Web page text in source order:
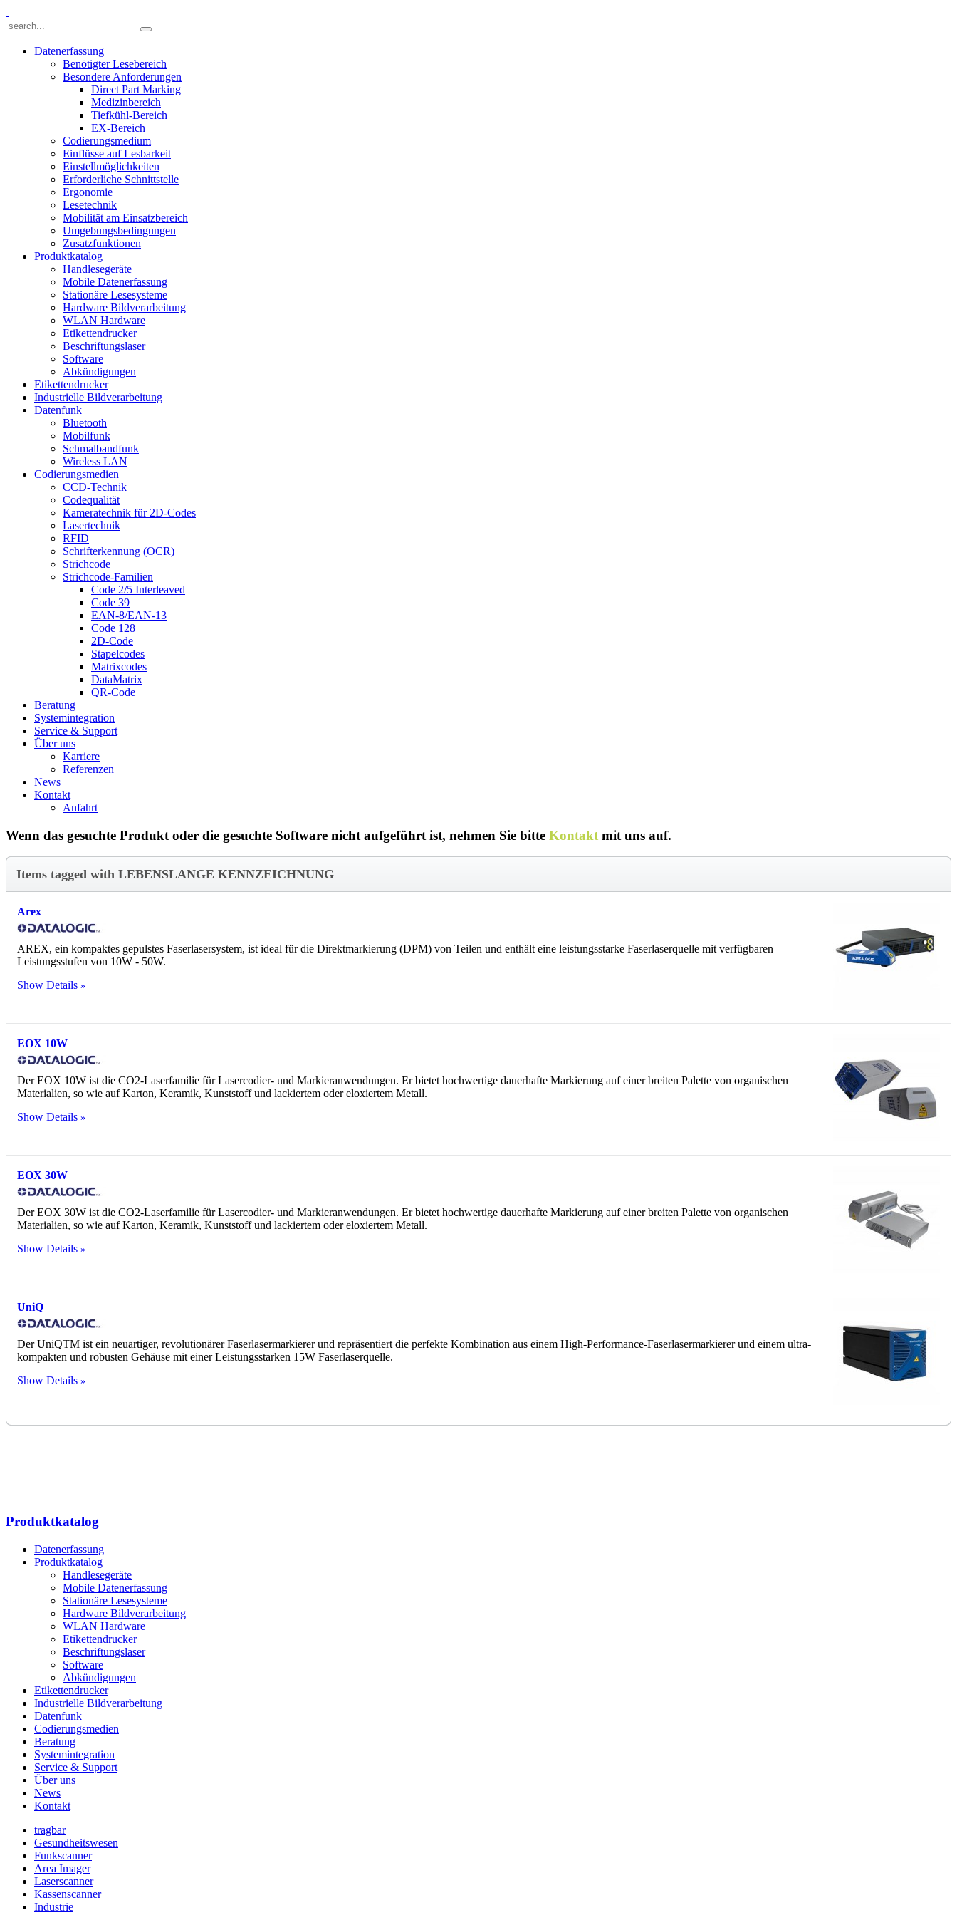
Datenerfassung
Benötigter Lesebereich
Besondere Anforderungen
Direct Part Marking
Medizinbereich
Tiefkühl-Bereich
EX-Bereich
Codierungsmedium
Einflüsse auf Lesbarkeit
Einstellmöglichkeiten
Erforderliche Schnittstelle
Ergonomie
Lesetechnik
Mobilität am Einsatzbereich
Umgebungsbedingungen
Zusatzfunktionen
Produktkatalog
Handlesegeräte
Mobile Datenerfassung
Stationäre Lesesysteme
Hardware Bildverarbeitung
WLAN Hardware
Etikettendrucker
Beschriftungslaser
Software
Abkündigungen
Etikettendrucker
Industrielle Bildverarbeitung
Datenfunk
Bluetooth
Mobilfunk
Schmalbandfunk
Wireless LAN
Codierungs­medien
CCD-Technik
Codequalität
Kameratechnik für 2D-Codes
Lasertechnik
RFID
Schrifterkennung (OCR)
Strichcode
Strichcode-Familien
Code 2/5 Interleaved
Code 39
EAN-8/EAN-13
Code 128
2D-Code
Stapelcodes
Matrixcodes
DataMatrix
QR-Code
Beratung
System­integration
Service & Support
Über uns
Karriere
Referenzen
News
Kontakt
Anfahrt
Wenn das gesuchte Produkt oder die gesuchte Software nicht aufgeführt ist, nehmen Sie bitte Kontakt mit uns auf.
Items tagged with LEBENSLANGE KENNZEICHNUNG
Arex
AREX, ein kompaktes gepulstes Faserlasersystem, ist ideal für die Direktmarkierung (DPM) von Teilen und enthält eine leistungsstarke Faserlaserquelle mit verfügbaren
Leistungsstufen von 10W - 50W.
Show Details
EOX 10W
Der EOX 10W ist die CO2-Laserfamilie für Lasercodier- und Markieranwendungen. Er bietet hochwertige dauerhafte Markierung auf einer breiten Palette von organischen
Materialien, so wie auf Karton, Keramik, Kunststoff und lackiertem oder eloxiertem Metall.
Show Details
EOX 30W
Der EOX 30W ist die CO2-Laserfamilie für Lasercodier- und Markieranwendungen. Erbietet hochwertige dauerhafte Markierung auf einer breiten Palette von organischen
Materialien, so wie auf Karton, Keramik, Kunststoff und lackiertem oder eloxiertem Metall.
Show Details
UniQ
Der UniQTM ist ein neuartiger, revolutionärer Faserlasermarkierer und repräsentiert die perfekte Kombination aus einem High-Performance-Faserlasermarkierer und einem ultra-
kompakten und robusten Gehäuse mit einer Leistungsstarken 15W Faserlaserquelle.
Show Details
Produktkatalog
Datenerfassung
Produktkatalog
Handlesegeräte
Mobile Datenerfassung
Stationäre Lesesysteme
Hardware Bildverarbeitung
WLAN Hardware
Etikettendrucker
Beschriftungslaser
Software
Abkündigungen
Etikettendrucker
Industrielle Bildverarbeitung
Datenfunk
Codierungs­medien
Beratung
System­integration
Service & Support
Über uns
News
Kontakt
tragbar
Gesundheitswesen
Funkscanner
Area Imager
Laserscanner
Kassenscanner
Industrie